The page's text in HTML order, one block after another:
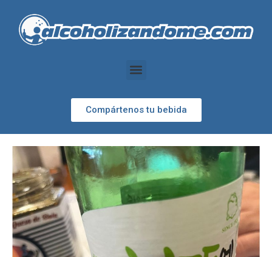
Compártenos tu bebida